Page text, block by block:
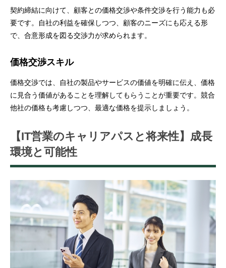
契約締結に向けて、顧客との価格交渉や条件交渉を行う能力も必
要です。自社の利益を確保しつつ、顧客のニーズにも応える形
で、合意形成を図る交渉力が求められます。
価格交渉スキル
価格交渉では、自社の製品やサービスの価値を明確に伝え、価格
に見合う価値があることを理解してもらうことが重要です。競合
他社の価格も考慮しつつ、最適な価格を提示しましょう。
【IT営業のキャリアパスと将来性】成長
環境と可能性